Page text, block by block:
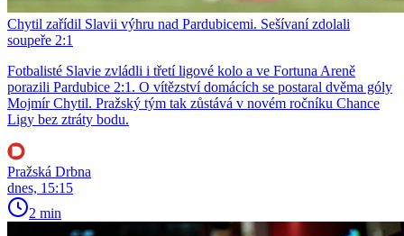
Chytil zařídil Slavii výhru nad Pardubicemi. Sešívaní zdolali
soupeře 2:1
Fotbalisté Slavie zvládli i třetí ligové kolo a ve Fortuna Areně
porazili Pardubice 2:1. O vítězství domácích se postaral dvěma góly
Mojmír Chytil. Pražský tým tak zůstává v novém ročníku Chance
Ligy bez ztráty bodu.
Pražská Drbna
dnes, 15:15
2 min